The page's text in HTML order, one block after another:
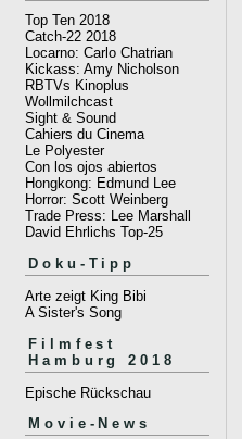
Top Ten 2018
Catch-22 2018
Locarno: Carlo Chatrian
Kickass: Amy Nicholson
RBTVs Kinoplus
Wollmilchcast
Sight & Sound
Cahiers du Cinema
Le Polyester
Con los ojos abiertos
Hongkong: Edmund Lee
Horror: Scott Weinberg
Trade Press: Lee Marshall
David Ehrlichs Top-25
Doku-Tipp
Arte zeigt King Bibi
A Sister's Song
Filmfest
Hamburg 2018
Epische Rückschau
Movie-News